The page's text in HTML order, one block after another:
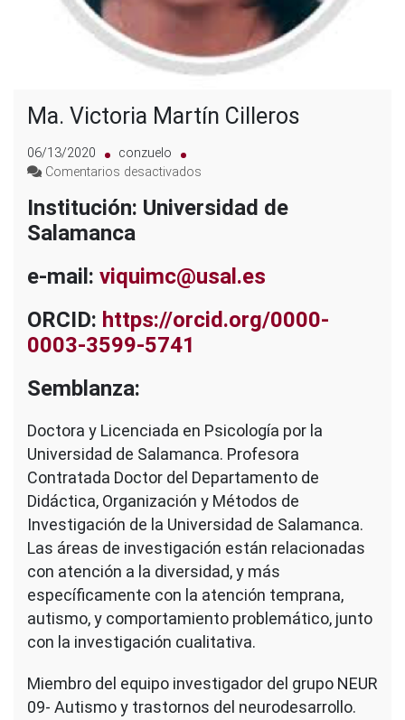
Ma. Victoria Martín Cilleros
06/13/2020
conzuelo
Comentarios desactivados
Victoria
Institución: Universidad de
Salamanca
e-mail: viquimc@usal.es
ORCID: https://orcid.org/0000-
0003-3599-5741
Semblanza:
Doctora y Licenciada en Psicología por la
Universidad de Salamanca. Profesora
Contratada Doctor del Departamento de
Didáctica, Organización y Métodos de
Investigación de la Universidad de Salamanca.
Las áreas de investigación están relacionadas
con atención a la diversidad, y más
específicamente con la atención temprana,
autismo, y comportamiento problemático, junto
con la investigación cualitativa.
Miembro del equipo investigador del grupo NEUR
09- Autismo y trastornos del neurodesarrollo.